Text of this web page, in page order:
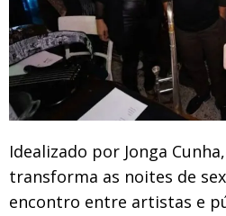
Idealizado por Jonga
transforma as noites de
encontro entre artistas e